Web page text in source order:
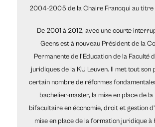
2004-2005 de la Chaire Francqui au titre
De 2001 à 2012, avec une courte
Geens est à nouveau Président de la
Permanente de l'Education de la Faculté
juridiques de la KU Leuven. Il met tout son
certain nombre de réformes
bachelier-master, la mise en place de
bifacultaire en économie, droit et gestion
mise en place de la formation juridique à